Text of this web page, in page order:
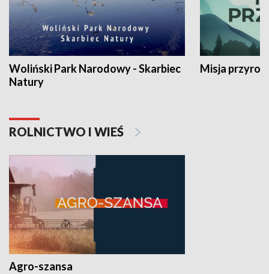
Woliński Park Narodowy - Skarbiec
Natury
Misja
ROLNICTWO I WIEŚ
Agro-szansa